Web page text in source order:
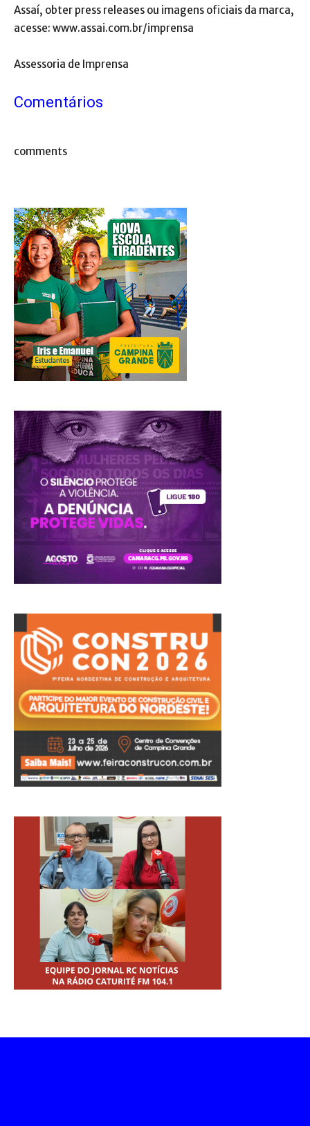
Assaí, obter press releases ou imagens oficiais da marca,
acesse: www.assai.com.br/imprensa
Assessoria de Imprensa
Comentários
comments